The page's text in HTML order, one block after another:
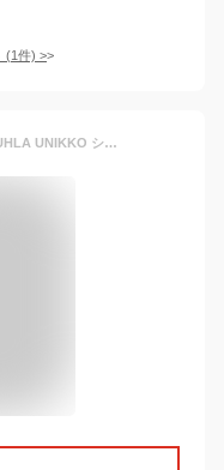
(1件) >
marimekko【マリメッコ】 RASU JUHLA UNIKKO ショートソックス 092031 マリメッコ靴下 レディース 靴下 おしゃれ 柄 ブランド コットン 綿 春 夏 秋 冬 プレゼント ベージュ ハーフソックス 脱げない かわいい 送料無料